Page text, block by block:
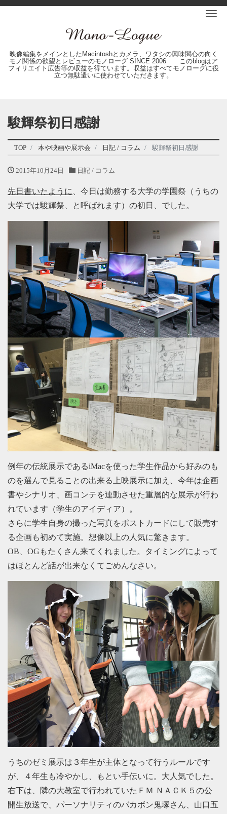
映像編集をメインとしたMacintoshとカメラ、ワタシの興味関心の向く
モノ関係の欲望とレビューのモノローグ SINCE 2006 このblogはア
フィリエイト広告等の収益を得ています。収益はすべてモノローグに役
立つ無駄遣いに使わせていただきます。
駿輝祭初日感謝
TOP 本や映画や展示会 日記 / コラム 駿輝祭初日感謝
2015年10月24日 日記 / コラム
先日書いたように
、今日は勤務する大学の学園祭（うちの
大学では駿輝祭、と呼ばれます）の初日、でした。
例年の伝統展示であるiMacを使った学生作品から好みのも
のを選んで見ることの出来る上映展示に加え、今年は企画
書やシナリオ、画コンテを連動させた重層的な展示が行わ
れています（学生のアイディア）。
さらに学生自身の撮った写真をポストカードにして販売す
る企画も初めて実施。想像以上の人気に驚きます。
OB、OGもたくさん来てくれました。タイミングによって
はほとんど話が出来なくてごめんなさい。
うちのゼミ展示は３年生が主体となって行うルールです
が、４年生も冷やかし、もとい手伝いに。大人気でした。
右下は、隣の大教室で行われていたＦＭ ＮＡＣＫ５の公
開生放送で、パーソナリティのバカボン鬼塚さん、山口五